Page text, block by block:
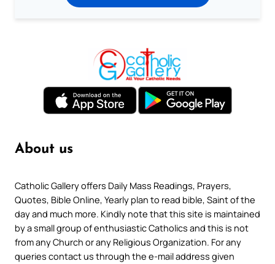
About us
Catholic Gallery offers Daily Mass Readings, Prayers,
Quotes, Bible Online, Yearly plan to read bible, Saint of the
day and much more. Kindly note that this site is maintained
by a small group of enthusiastic Catholics and this is not
from any Church or any Religious Organization. For any
queries contact us through the e-mail address given